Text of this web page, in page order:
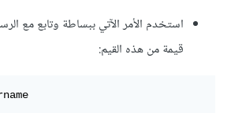
استخدم الأمر الآتي ببساطة وتابع مع
قيمة من هذه القيم: